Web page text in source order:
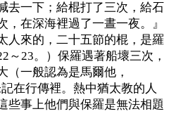
去一下；給棍打了三次，給石
在深海裡過了一晝一夜。』
人來的，二十五節的棍，是羅
～23。）保羅遇著船壞三次，
（一般認為是馬爾他，
在行傳裡。熱中猶太教的人
些事上他們與保羅是無法相題